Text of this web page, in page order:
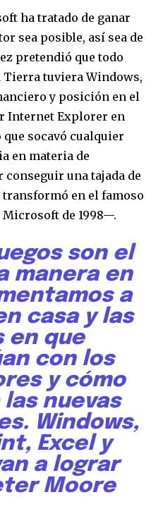
ha tratado de ganar
sea posible, así sea de
pretendió que todo
Tierra tuviera Windows,
y posición en el
Internet Explorer en
socavó cualquier
en materia de
una tajada de
transformó en el famoso
de 1998—.
son el
manera en
a
casa y las
en que
con los
y cómo
nuevas
Windows,
Excel y
a lograr
Moore